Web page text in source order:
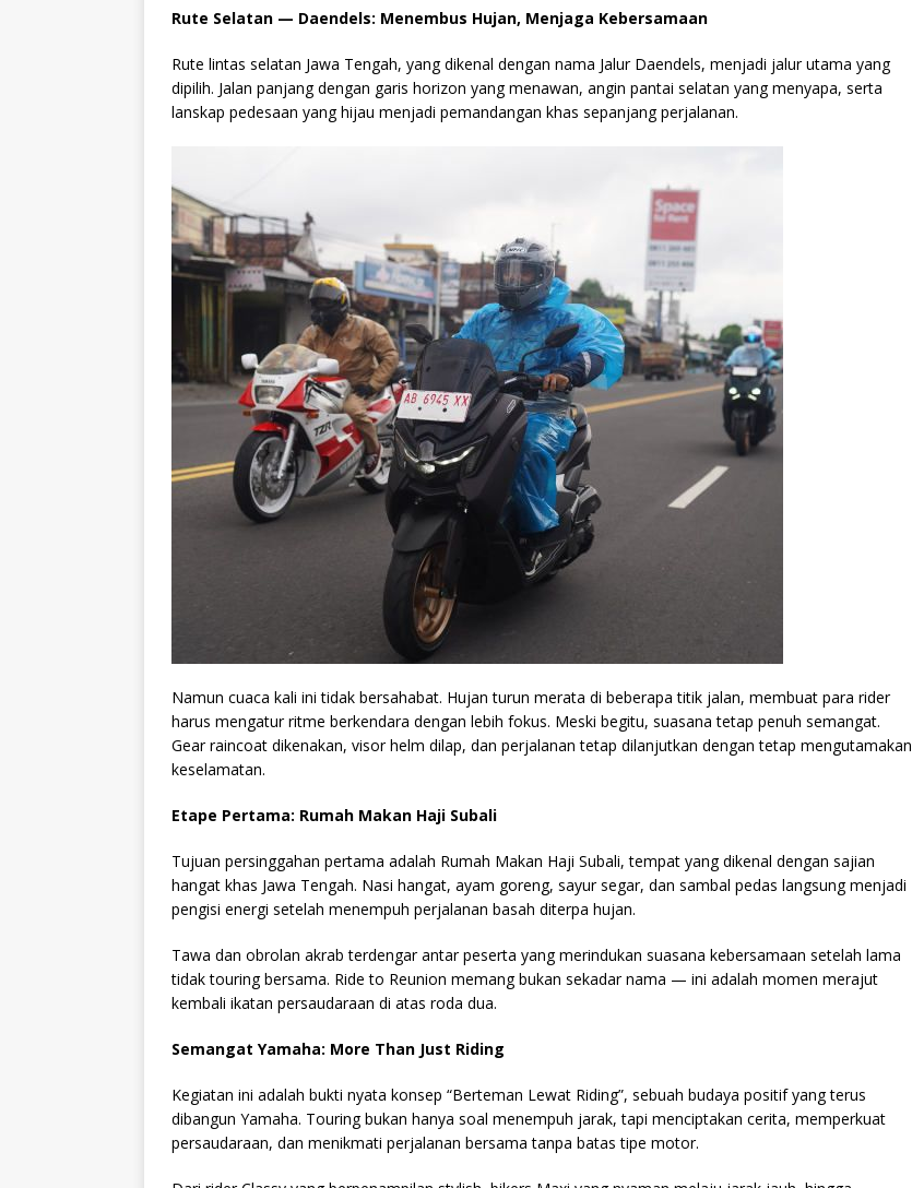
Rute Selatan — Daendels: Menembus Hujan, Menjaga Kebersamaan
Rute lintas selatan Jawa Tengah, yang dikenal dengan nama Jalur Daendels, menjadi jalur utama yang
dipilih. Jalan panjang dengan garis horizon yang menawan, angin pantai selatan yang menyapa, serta
lanskap pedesaan yang hijau menjadi pemandangan khas sepanjang perjalanan.
Namun cuaca kali ini tidak bersahabat. Hujan turun merata di beberapa titik jalan, membuat para rider
harus mengatur ritme berkendara dengan lebih fokus. Meski begitu, suasana tetap penuh semangat.
Gear raincoat dikenakan, visor helm dilap, dan perjalanan tetap dilanjutkan dengan tetap mengutamakan
keselamatan.
Etape Pertama: Rumah Makan Haji Subali
Tujuan persinggahan pertama adalah Rumah Makan Haji Subali, tempat yang dikenal dengan sajian
hangat khas Jawa Tengah. Nasi hangat, ayam goreng, sayur segar, dan sambal pedas langsung menjadi
pengisi energi setelah menempuh perjalanan basah diterpa hujan.
Tawa dan obrolan akrab terdengar antar peserta yang merindukan suasana kebersamaan setelah lama
tidak touring bersama. Ride to Reunion memang bukan sekadar nama — ini adalah momen merajut
kembali ikatan persaudaraan di atas roda dua.
Semangat Yamaha: More Than Just Riding
Kegiatan ini adalah bukti nyata konsep “Berteman Lewat Riding”, sebuah budaya positif yang terus
dibangun Yamaha. Touring bukan hanya soal menempuh jarak, tapi menciptakan cerita, memperkuat
persaudaraan, dan menikmati perjalanan bersama tanpa batas tipe motor.